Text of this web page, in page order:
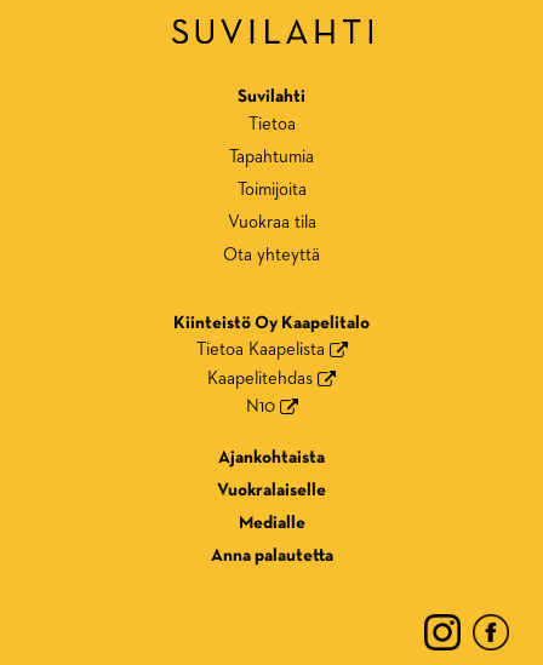
Suvilahti
Tietoa
Tapahtumia
Toimijoita
Vuokraa tila
Ota yhteyttä
Kiinteistö Oy Kaapelitalo
Tietoa Kaapelista
Kaapelitehdas
N10
Ajankohtaista
Vuokralaiselle
Medialle
Anna palautetta